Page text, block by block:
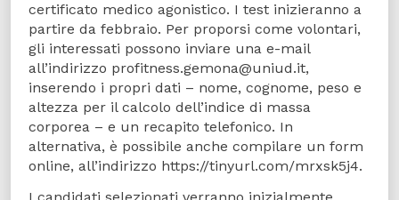
certificato medico agonistico. I test inizieranno a
partire da febbraio. Per proporsi come volontari,
gli interessati possono inviare una e-mail
all’indirizzo profitness.gemona@uniud.it,
inserendo i propri dati – nome, cognome, peso e
altezza per il calcolo dell’indice di massa
corporea – e un recapito telefonico. In
alternativa, è possibile anche compilare un form
online, all’indirizzo https://tinyurl.com/mrxsk5j4.